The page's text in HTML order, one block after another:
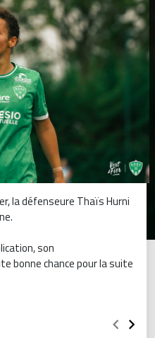
la défenseure Thaïs Hurni
son
bonne chance pour la suite